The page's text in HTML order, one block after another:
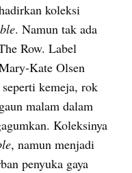
koleksi
. Namun tak ada
Row. Label
Kate Olsen
kemeja, rok
malam dalam
Koleksinya
, namun menjadi